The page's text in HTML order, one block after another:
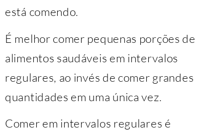
está comendo.
É melhor comer pequenas porções de
alimentos saudáveis ​​em intervalos
regulares, ao invés de comer grandes
quantidades em uma única vez.
Comer em intervalos regulares é